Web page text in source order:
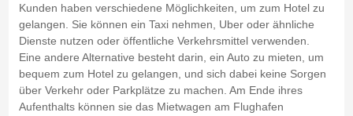
Kunden haben verschiedene Möglichkeiten, um zum Hotel zu
gelangen. Sie können ein Taxi nehmen, Uber oder ähnliche
Dienste nutzen oder öffentliche Verkehrsmittel verwenden.
Eine andere Alternative besteht darin, ein Auto zu mieten, um
bequem zum Hotel zu gelangen, und sich dabei keine Sorgen
über Verkehr oder Parkplätze zu machen. Am Ende ihres
Aufenthalts können sie das Mietwagen am Flughafen